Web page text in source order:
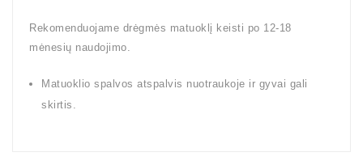
Rekomenduojame drėgmės matuoklį keisti po 12-18
mėnesių naudojimo.
Matuoklio spalvos atspalvis nuotraukoje ir gyvai gali
skirtis.